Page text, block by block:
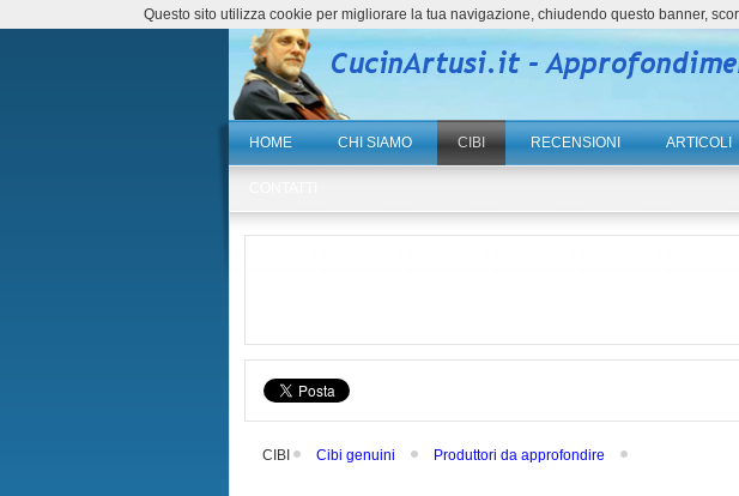
HOME CHI SIAMO CIBI RECENSIONI ARTICOLI
CIBI Cibi genuini Produttori da approfondire
Questo sito utilizza cookie per migliorare la tua navigazione, chiudendo questo banner,